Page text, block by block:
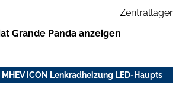
Zentrallager
Grande Panda anzeigen
MHEV ICON Lenkradheizung LED-Haupts